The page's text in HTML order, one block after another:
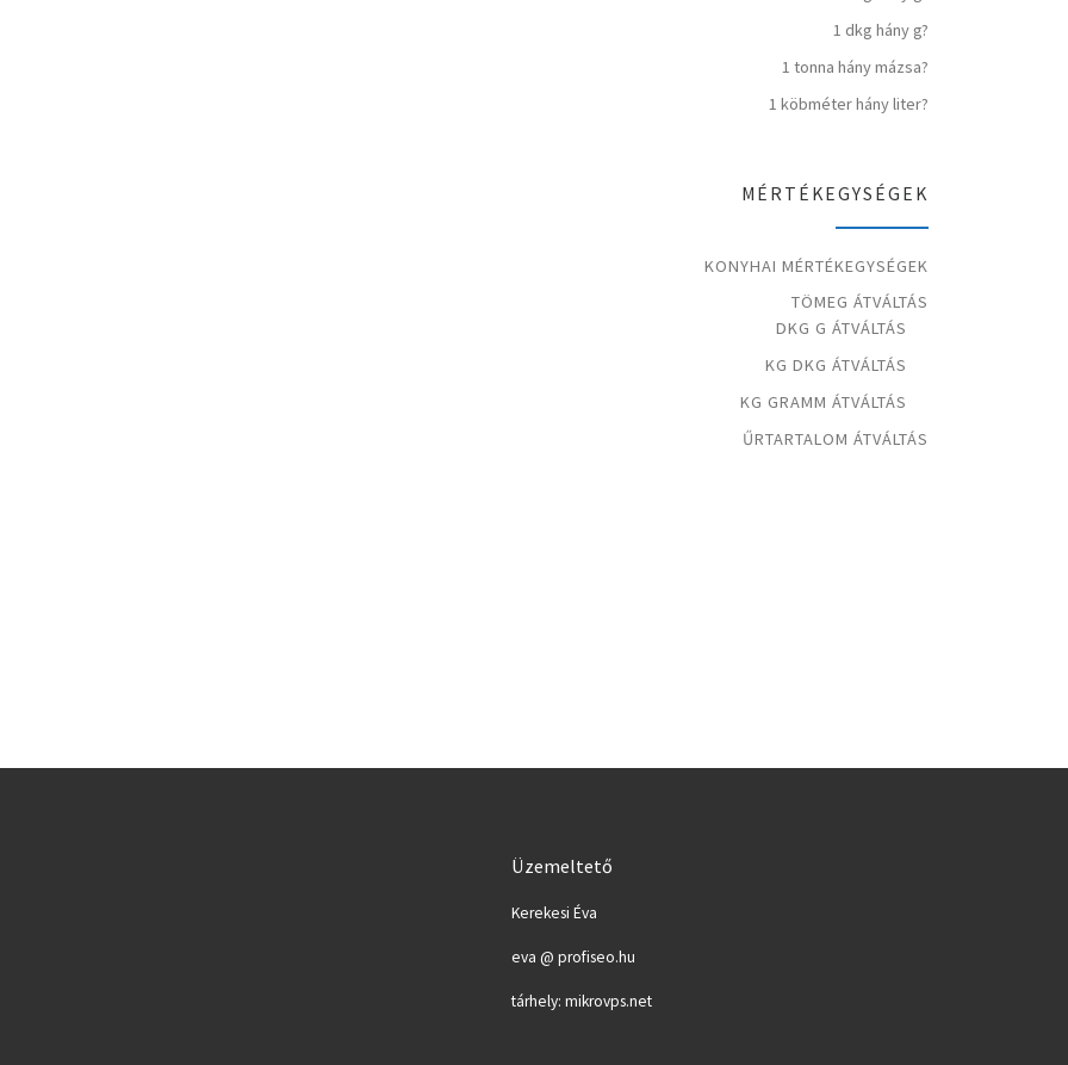
1 dkg hány g?
1 tonna hány mázsa?
1 köbméter hány liter?
MÉRTÉKEGYSÉGEK
KONYHAI MÉRTÉKEGYSÉGEK
TÖMEG ÁTVÁLTÁS
DKG G ÁTVÁLTÁS
KG DKG ÁTVÁLTÁS
KG GRAMM ÁTVÁLTÁS
ŰRTARTALOM ÁTVÁLTÁS
Üzemeltető
Kerekesi Éva
eva @ profiseo.hu
tárhely: mikrovps.net